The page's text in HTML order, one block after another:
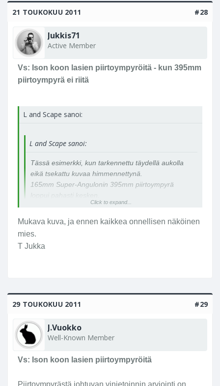
21 TOUKOKUU 2011 #28
Jukkis71
Active Member
Vs: Ison koon lasien piirtoympyröitä - kun 395mm
piirtoympyrä ei riitä
L and Scape sanoi:
L and Scape sanoi:
Tässä esimerkki, kun tarkennettu täydellä aukolla
eikä tsekattu kuvaa himmennettynä.
165mm Super-Angulonin 395mm piirtoympyrä
loppui pahasti kesken.
Click to expand...
Mukava kuva, ja ennen kaikkea onnellisen näköinen
mies.
T Jukka
29 TOUKOKUU 2011 #29
J.Vuokko
Well-Known Member
Vs: Ison koon lasien piirtoympyröitä
Piirtoympyrästä johtuvan vinjetoinnin arviointi on